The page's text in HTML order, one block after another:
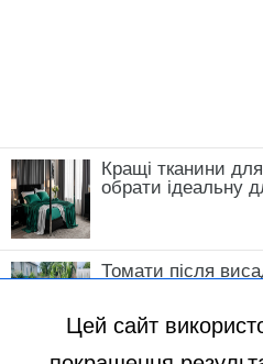
Кращі тканини
обрати ідеальну
Томати після
Цей сайт